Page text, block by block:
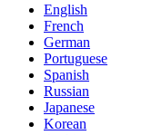
English
French
German
Portuguese
Spanish
Russian
Japanese
Korean